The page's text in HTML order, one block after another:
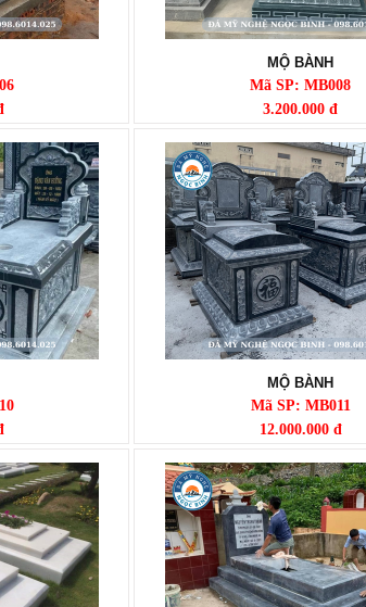
MỘ BÀNH
Mã SP: MB008
3.200.000 đ
MỘ BÀNH
Mã SP: MB011
12.000.000 đ